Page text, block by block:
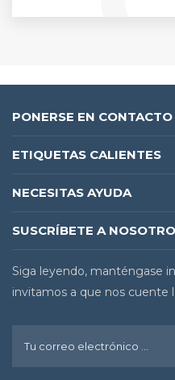
PONERSE EN CONTACTO
ETIQUETAS CALIENTES
NECESITAS AYUDA
SUSCRÍBETE A
Siga leyendo, manténgase
invitamos a que nos cuente